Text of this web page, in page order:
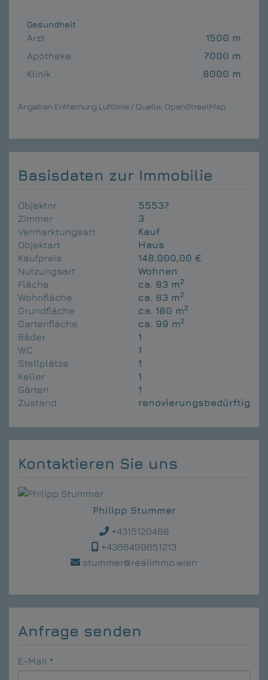
Gesundheit
Arzt
1500 m
Apotheke
7000 m
Klinik
8000 m
Angaben Entfernung Luftlinie / Quelle: OpenStreetMap
Basisdaten zur Immobilie
Objektnr.
55537
Zimmer
3
Vermarktungsart
Kauf
Objektart
Haus
Kaufpreis
148.000,00 €
Nutzungsart
Wohnen
Fläche
ca. 83 m2
Wohnfläche ca. 83 m2
Grundfläche ca. 180 m2
Gartenfläche ca. 99 m2
Bäder
1
WC
1
Stellplätze
1
Keller
1
Gärten
1
Zustand
renovierungsbedürftig
Kontaktieren Sie uns
Philipp Stummer
+4315120488
+4366499651213
stummer@realimmo.wien
Anfrage senden
E-Mail